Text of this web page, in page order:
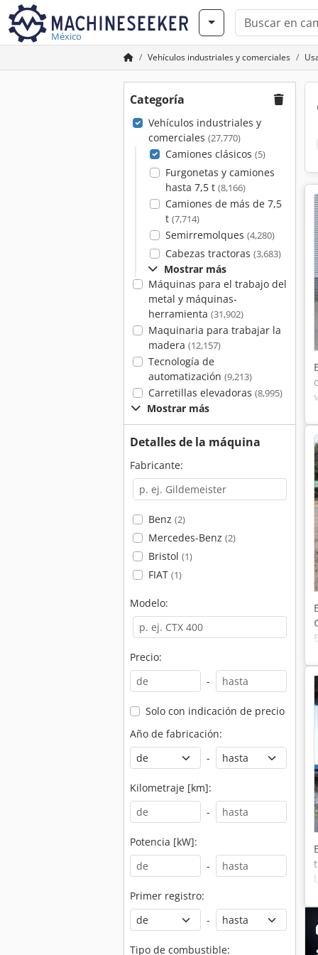
México
Vehículos industriales y comerciales
Categoría
Vehículos industriales y
comerciales (27,770)
Camiones clásicos (5)
Furgonetas y camiones
hasta 7,5 t (8,166)
Camiones de más de 7,5
t (7,714)
Semirremolques (4,280)
Cabezas tractoras (3,683)
Mostrar más
Máquinas para el trabajo del
metal y máquinas-
herramienta (31,902)
Maquinaria para trabajar la
madera (12,157)
Tecnología de
automatización (9,213)
Carretillas elevadoras (8,995)
Mostrar más
Detalles de la máquina
Fabricante:
Benz (2)
Mercedes-Benz (2)
Bristol (1)
FIAT (1)
Modelo:
Precio:
-
Solo con indicación de precio
Año de fabricación:
-
Kilometraje [km]:
-
Potencia [kW]:
-
Primer registro:
-
Tipo de combustible: